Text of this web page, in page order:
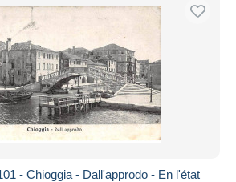
- Chioggia - Dall'approdo - En l'état